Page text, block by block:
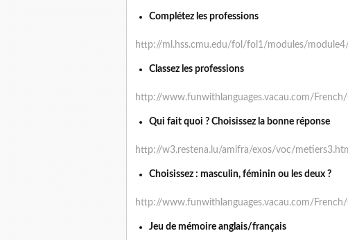
Complétez les professions
http://ml.hss.cmu.edu/fol/fol1/modules/
Classez les professions
http://www.funwithlanguages.vacau.com/
Qui fait quoi ? Choisissez la bonne réponse
http://w3.restena.lu/amifra/exos/voc/
Choisissez : masculin, féminin ou les deux ?
http://www.funwithlanguages.vacau.com/
Jeu de mémoire anglais/français